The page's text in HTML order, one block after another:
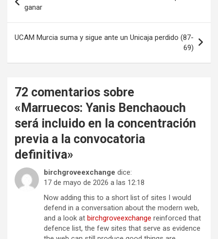
de
entradas
ganar
UCAM Murcia suma y sigue ante un Unicaja perdido (87-
69)
72 comentarios sobre
«Marruecos: Yanis Benchaouch
será incluido en la concentración
previa a la convocatoria
definitiva»
birchgroveexchange dice:
17 de mayo de 2026 a las 12:18
Now adding this to a short list of sites I would
defend in a conversation about the modern web,
and a look at birchgroveexchange reinforced that
defence list, the few sites that serve as evidence